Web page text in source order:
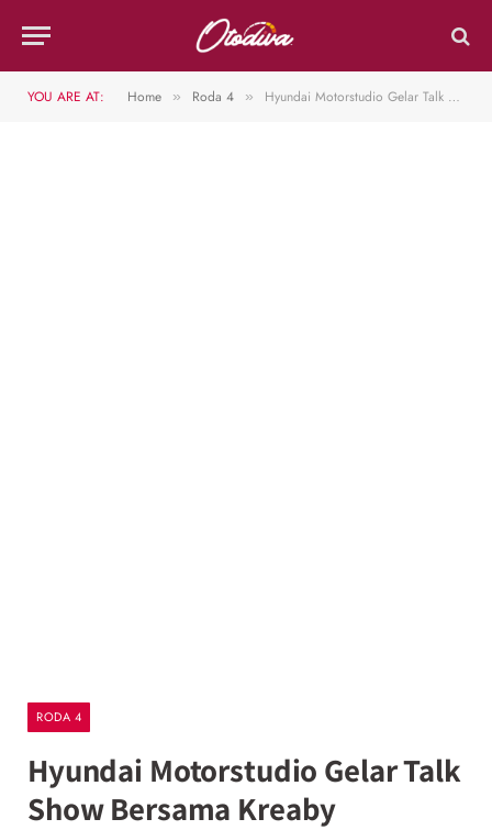
YOU ARE AT: Home » Roda 4 » Hyundai Motorstudio Gelar Talk Show Bersama Kreaby
RODA 4
Hyundai Motorstudio Gelar Talk
Show Bersama Kreaby